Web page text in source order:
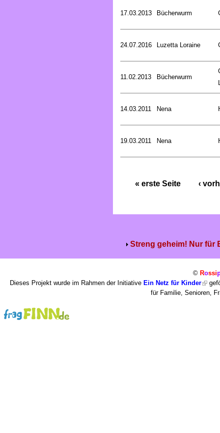
17.03.2013 Bücherwurm
24.07.2016 Luzetta Loraine
11.02.2013 Bücherwurm
14.03.2011 Nena
19.03.2011 Nena
« erste Seite ‹
Streng geheim! Nur für
© Rossi
Dieses Projekt wurde im Rahmen der Initiative Ein Netz für Kinder
für Familie, Senioren,